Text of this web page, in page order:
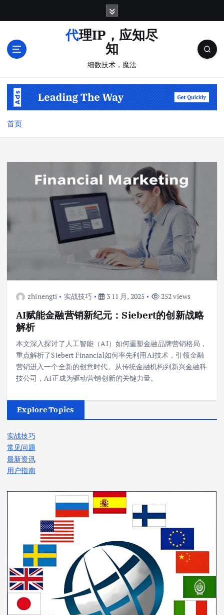
代理IP，应知尽
知
细数技术，魔法
首页
zhinengti 实战技巧 3 11 月, 2025 252 views
AI赋能金融营销新纪元：Siebert的创新战略
解析
本文深入探讨了人工智能（AI）如何重塑金融品牌营销格局，
重点解析了Siebert Financial如何率先利用AI技术，引领金融
营销进入一个全新的创意时代。从传统金融机构到新兴金融科
技公司，AI正成为驱动营销创新的关键力量。
Explore Topics
实战技巧
常见问题
最新资讯
用户指南